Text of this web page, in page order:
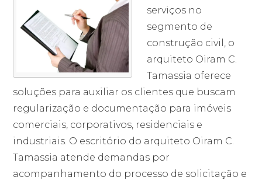
serviços no
segmento de
construção civil, o
arquiteto Oiram C.
Tamassia oferece
soluções para auxiliar os clientes que buscam
regularização e documentação para imóveis
comerciais, corporativos, residenciais e
industriais. O escritório do arquiteto Oiram C.
Tamassia atende demandas por
acompanhamento do processo de solicitação e